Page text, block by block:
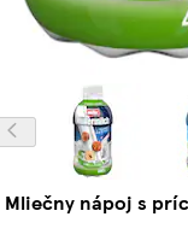
nápoj s